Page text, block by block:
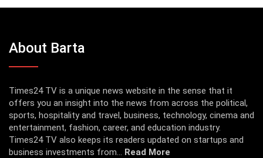
About Barta
Times24 TV is a unique news website in the sense that it
offers you an insight into the news from across the political,
sports, hospitality and travel, business, technology, cinema and
entertainment, fashion, career, and education industry.
Times24 TV also keeps its readers updated on startups and
business investments from... Read More